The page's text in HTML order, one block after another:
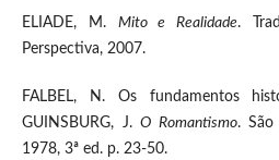
ELIADE, M. Mito e Realidade.
Perspectiva, 2007.
FALBEL, N. Os fundamentos
GUINSBURG, J.O Romantismo. São
1978, 3ª ed. p. 23-50.